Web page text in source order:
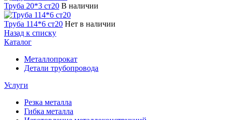
Труба 20*3 ст20 В наличии
Труба 114*6 ст20 Нет в наличии
Назад к списку
Каталог
Металлопрокат
Детали трубопровода
Услуги
Резка металла
Гибка металла